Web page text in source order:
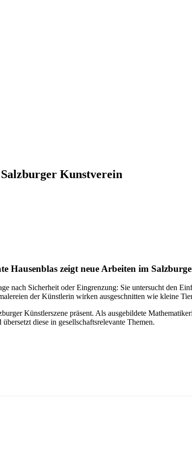
Kunstverein
Hausenblas zeigt neue Arbeiten im
nach Sicherheit oder Eingrenzung: Sie untersucht den
der Künstlerin wirken ausgeschnitten wie kleine
Künstlerszene präsent. Als ausgebildete
diese in gesellschaftsrelevante Themen.